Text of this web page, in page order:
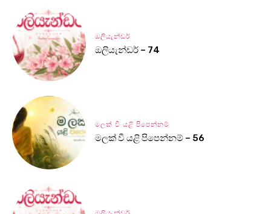
ඔලියැන්ඩර්
ඔලියැන්ඩර් – 74
මලක් වී යළි පිපෙන්නම්
මලක් වී යළි පිපෙන්නම් – 56